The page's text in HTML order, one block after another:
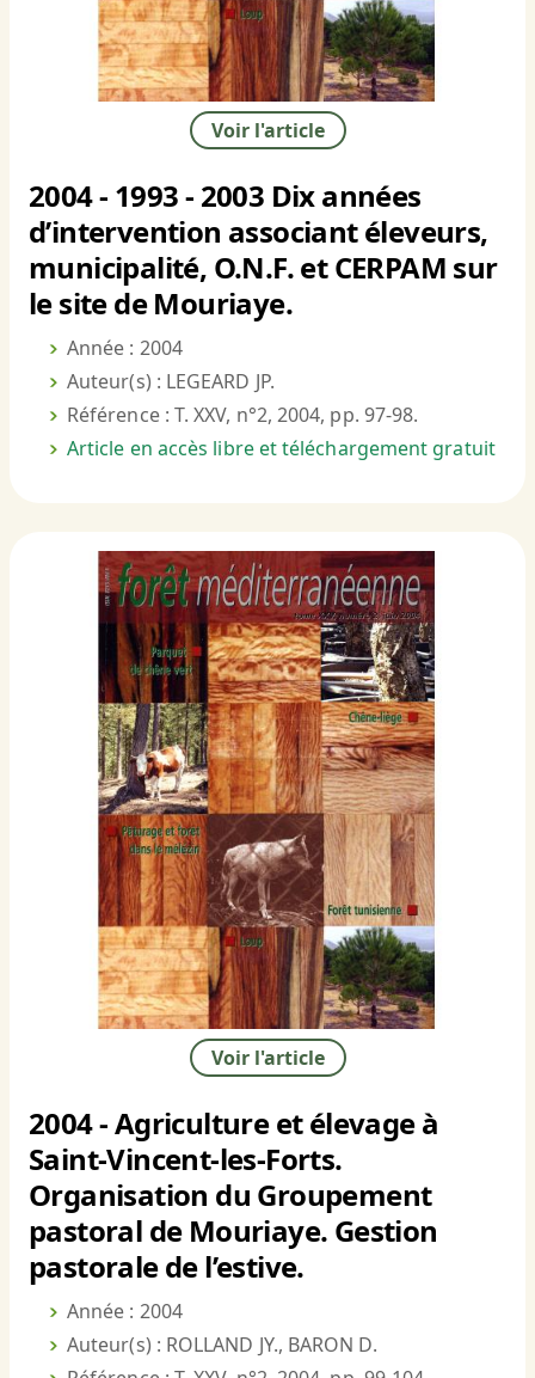
Voir l'article
2004 - 1993 - 2003 Dix années
d’intervention associant éleveurs,
municipalité, O.N.F. et CERPAM sur
le site de Mouriaye.
Année : 2004
Auteur(s) : LEGEARD JP.
Référence : T. XXV, n°2, 2004, pp. 97-98.
Article en accès libre et téléchargement gratuit
Voir l'article
2004 - Agriculture et élevage à
Saint-Vincent-les-Forts.
Organisation du Groupement
pastoral de Mouriaye. Gestion
pastorale de l’estive.
Année : 2004
Auteur(s) : ROLLAND JY., BARON D.